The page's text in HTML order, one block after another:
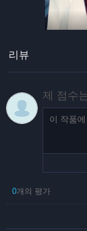
리뷰
제 점수
0개의 평가